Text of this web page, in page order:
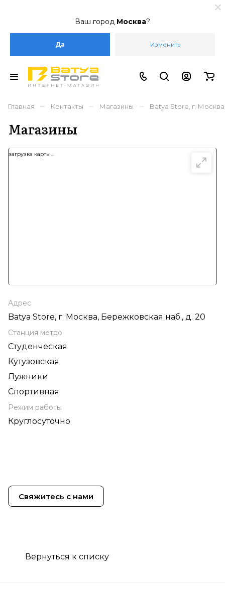
Ваш город Москва?
Да Изменить
Главная – Контакты – Магазины – Batya Store, г.
Магазины
Адрес
Batya Store, г. Москва, Бережковская наб., д. 20
Станция метро
Студенческая
Кутузовская
Лужники
Спортивная
Режим работы
Круглосуточно
Свяжитесь с нами
загрузка карты...
Вернуться к списку